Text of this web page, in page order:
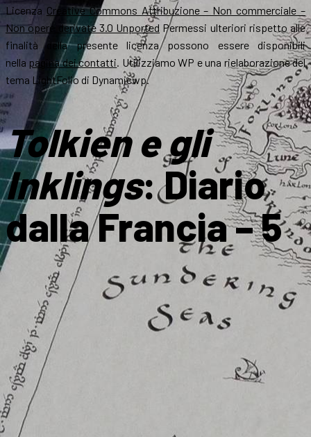
Licenza Creative Commons Attribuzione – Non commerciale –
Non opere derivate 3.0 Unported Permessi ulteriori rispetto alle
finalità della presente licenza possono essere disponibili
nella pagina dei contatti. Utilizziamo WP e una rielaborazione del
tema LightFolio di Dynamicwp.
Tolkien e gli
Inklings: Diario
dalla Francia – 5